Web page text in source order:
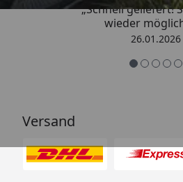
„Schnell geliefert!
wieder
26.01.2026
Versand